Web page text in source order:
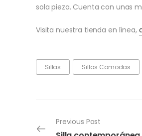
sola pieza. Cuenta con unas
Visita nuestra tienda en línea,
Sillas Sillas Comodas
Previous Post